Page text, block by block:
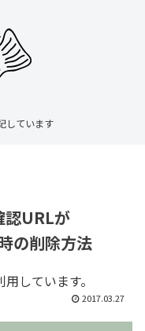
しています
認URLが
の削除方法
しています。
2017.03.27